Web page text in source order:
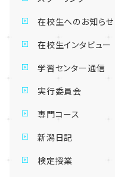
在校生へのお知らせ
在校生インタビュー
学習センター通信
実行委員会
専門コース
新潟日記
検定授業